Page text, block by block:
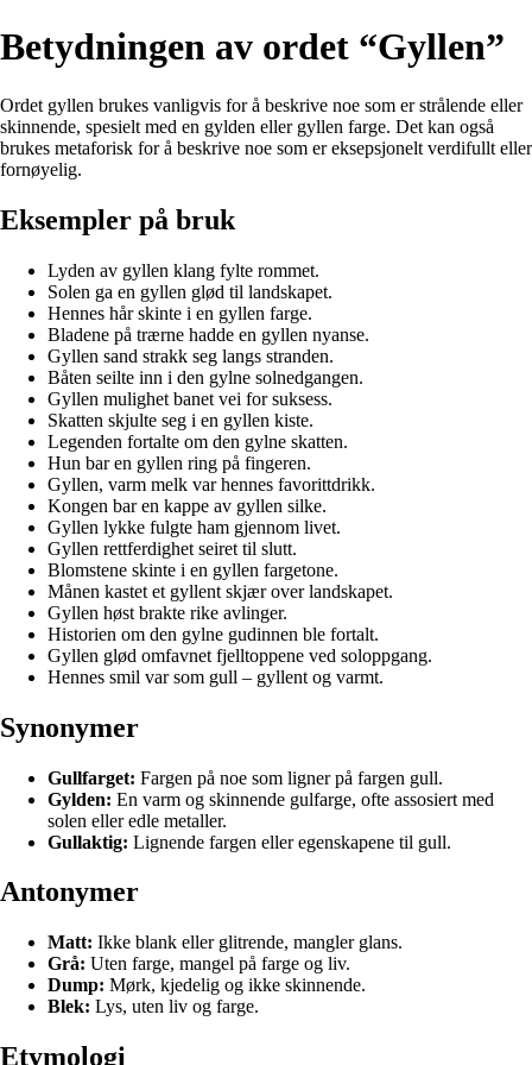
Betydningen av ordet “Gyllen”
Ordet gyllen brukes vanligvis for å beskrive noe som er strålende eller
skinnende, spesielt med en gylden eller gyllen farge. Det kan også
brukes metaforisk for å beskrive noe som er eksepsjonelt verdifullt eller
fornøyelig.
Eksempler på bruk
Lyden av gyllen klang fylte rommet.
Solen ga en gyllen glød til landskapet.
Hennes hår skinte i en gyllen farge.
Bladene på trærne hadde en gyllen nyanse.
Gyllen sand strakk seg langs stranden.
Båten seilte inn i den gylne solnedgangen.
Gyllen mulighet banet vei for suksess.
Skatten skjulte seg i en gyllen kiste.
Legenden fortalte om den gylne skatten.
Hun bar en gyllen ring på fingeren.
Gyllen, varm melk var hennes favorittdrikk.
Kongen bar en kappe av gyllen silke.
Gyllen lykke fulgte ham gjennom livet.
Gyllen rettferdighet seiret til slutt.
Blomstene skinte i en gyllen fargetone.
Månen kastet et gyllent skjær over landskapet.
Gyllen høst brakte rike avlinger.
Historien om den gylne gudinnen ble fortalt.
Gyllen glød omfavnet fjelltoppene ved soloppgang.
Hennes smil var som gull – gyllent og varmt.
Synonymer
Gullfarget: Fargen på noe som ligner på fargen gull.
Gylden: En varm og skinnende gulfarge, ofte assosiert med
solen eller edle metaller.
Gullaktig: Lignende fargen eller egenskapene til gull.
Antonymer
Matt: Ikke blank eller glitrende, mangler glans.
Grå: Uten farge, mangel på farge og liv.
Dump: Mørk, kjedelig og ikke skinnende.
Blek: Lys, uten liv og farge.
Etymologi